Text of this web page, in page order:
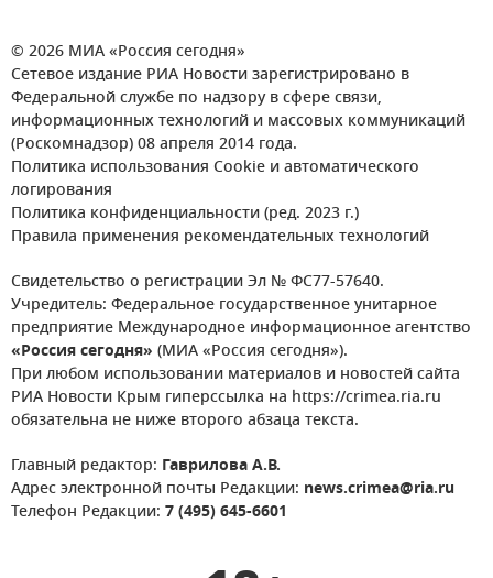
© 2026 МИА «Россия сегодня»
Сетевое издание РИА Новости зарегистрировано в
Федеральной службе по надзору в сфере связи,
информационных технологий и массовых коммуникаций
(Роскомнадзор) 08 апреля 2014 года.
Политика использования Cookie и автоматического
логирования
Политика конфиденциальности (ред. 2023 г.)
Правила применения рекомендательных технологий
Свидетельство о регистрации Эл № ФС77-57640.
Учредитель: Федеральное государственное унитарное
предприятие Международное информационное агентство
«Россия сегодня» (МИА «Россия сегодня»).
При любом использовании материалов и новостей сайта
РИА Новости Крым гиперссылка на https://crimea.ria.ru
обязательна не ниже второго абзаца текста.
Главный редактор: Гаврилова А.В.
Адрес электронной почты Редакции: news.crimea@ria.ru
Телефон Редакции: 7 (495) 645-6601